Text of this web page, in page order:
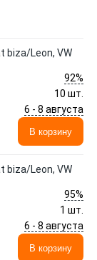
biza/Leon, VW
92%
10 шт.
6 - 8 августа
В корзину
biza/Leon, VW
95%
1 шт.
6 - 8 августа
В корзину